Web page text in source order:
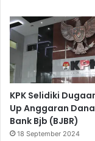
KPK Selidiki
Up Anggaran
Bank Bjb (BJBR)
18 September 2024